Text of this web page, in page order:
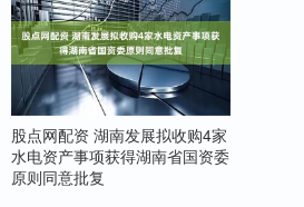
股点网配资 湖南发展拟收购4家
水电资产事项获得湖南省国资委
原则同意批复